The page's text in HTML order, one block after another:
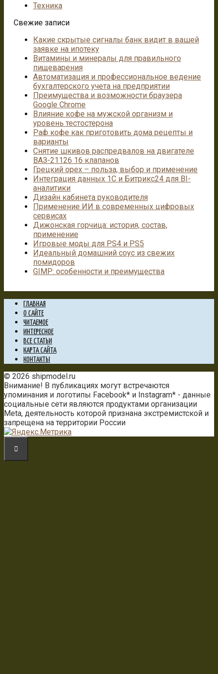
Техника
Свежие записи
Какие скрытые сигналы банк видит в вашей
заявке на ипотеку
Витамины и минералы для правильного
пищеварения
Автоматизация и профессиональное ведение
бухгалтерского учета на предприятии
Преимущества и возможности браузера
Google Chrome
Влияние кофе на мужской организм и
уровень тестостерона
Раф кофе как приготовить дома рецепты и
варианты
Снятие шкивов распредвалов на двигателе
ВАЗ-21126 16 клапанов
Грецкий орех – польза, выбор и применение
Интеграция данных 1С и Битрикс24 для BI-
аналитики
Дизайн кабинета руководителя
Применение ИИ в современных цифровых
сервисах
Дижонская горчица: история, состав,
применение
Игровые моды для PS4 и PS5
Идеальный домашний соус из свежих
помидоров
GIMP: особенности и преимущества
ГЛАВНАЯ
О САЙТЕ
ЧИТАЕМОЕ
ИНТЕРЕСНОЕ
ВСЕ СТАТЬИ
КАРТА САЙТА
КОНТАКТЫ
© 2026 shipmodel.ru
Внимание! В публикациях могут встречаются
упоминания и логотипы Facebook* и Instagram* - данные
социальные сети являются продуктами организации
Meta, деятельность которой признана экстремистской и
запрещена на территории России